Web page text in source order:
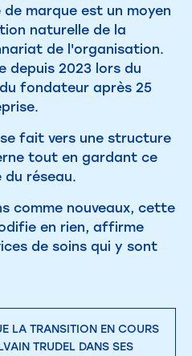
marque est un moyen
naturelle de la
de l'organisation.
depuis 2023 lors du
fondateur après 25
fait vers une structure
tout en gardant ce
du réseau.
comme nouveaux, cette
en rien, affirme
de soins qui y sont
LA TRANSITION EN COURS
TRUDEL DANS SES